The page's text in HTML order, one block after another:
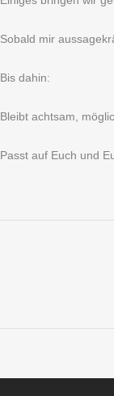
Sobald mir
Bis dahin:
Bleibt achtsam,
Passt auf Euch und